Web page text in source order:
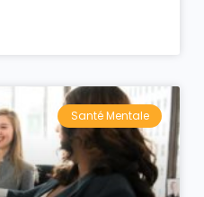
Santé Mentale